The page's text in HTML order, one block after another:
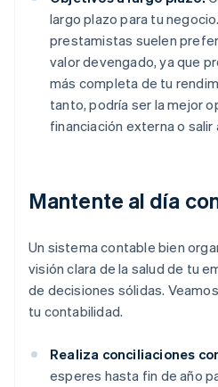
largo plazo para tu
prestamistas suelen
valor devengado, ya que
más completa de tu
tanto, podría ser la mejor
financiación externa o salir
Mantente al día
Un sistema contable bien
visión clara de la salud de tu
de decisiones sólidas.
tu contabilidad.
Realiza conciliaciones
esperes hasta fin de año